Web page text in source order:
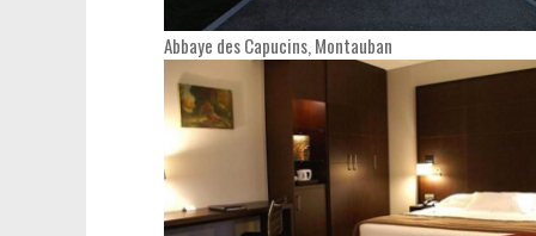
Abbaye des Capucins, Montauban